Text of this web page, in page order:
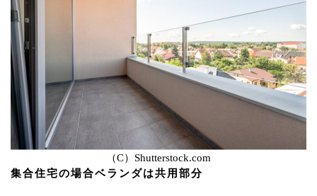
（C）Shutterstock.com
集合住宅の場合ベランダは共用部分